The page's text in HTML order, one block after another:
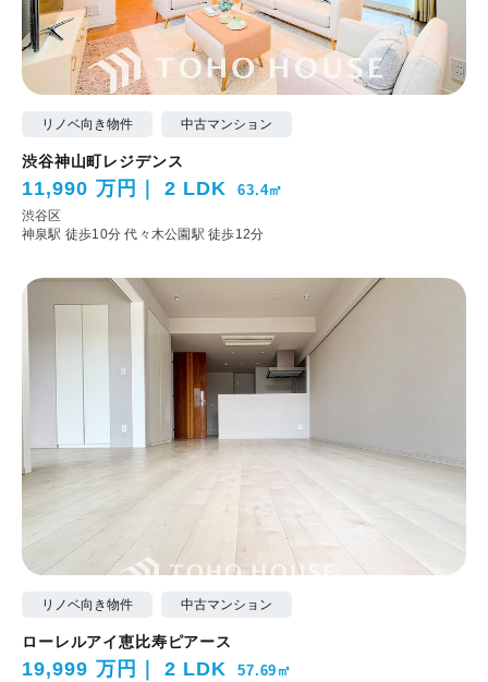
リノベ向き物件 中古マンション
渋谷神山町レジデンス
11,990 万円 2 LDK 63.4㎡
渋谷区
神泉駅 徒歩10分代々木公園駅 徒歩12分
リノベ向き物件 中古マンション
ローレルアイ恵比寿ピアース
19,999 万円 2 LDK 57.69㎡